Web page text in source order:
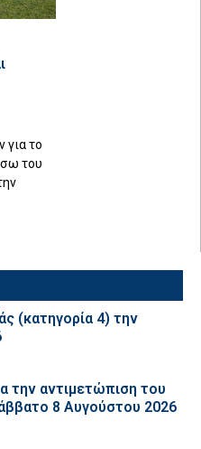
για το
του
(κατηγορία 4) την
την αντιμετώπιση του
8 Αυγούστου 2026